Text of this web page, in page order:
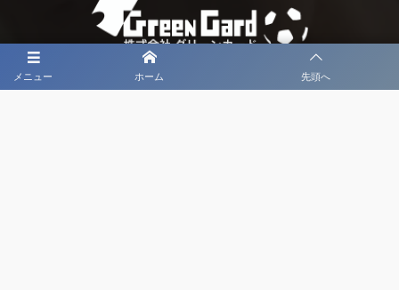
メニュー ホーム 先頭へ